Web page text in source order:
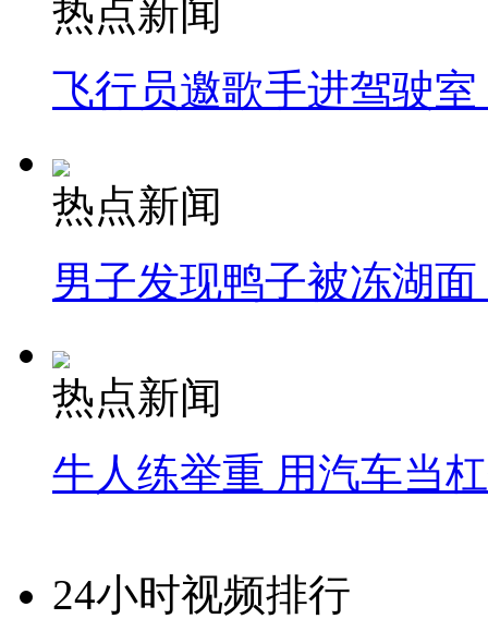
热点新闻
飞行员邀歌手进驾驶
热点新闻
男子发现鸭子被冻湖
热点新闻
牛人练举重 用汽车当
24小时视频排行